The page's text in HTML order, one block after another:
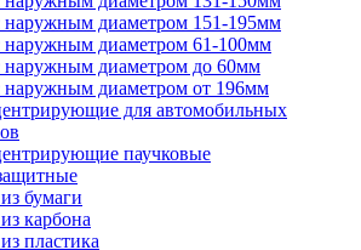
диаметром 151-195мм
диаметром 61-100мм
диаметром до 60мм
диаметром от 196мм
для автомобильных
паучковые
бумаги
карбона
пластика